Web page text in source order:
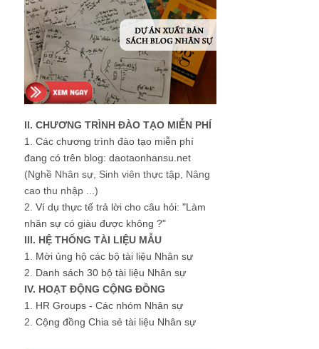
II. CHƯƠNG TRÌNH ĐÀO TẠO MIỄN PHÍ
1. Các chương trình đào tạo miễn phí
đang có trên blog: daotaonhansu.net
(Nghề Nhân sự, Sinh viên thực tập, Nâng
cao thu nhập ...)
2. Ví dụ thực tế trả lời cho câu hỏi: "Làm
nhân sự có giàu được không ?"
III. HỆ THỐNG TÀI LIỆU MẪU
1. Mời ủng hộ các bộ tài liệu Nhân sự
2. Danh sách 30 bộ tài liệu Nhân sự
IV. HOẠT ĐỘNG CỘNG ĐỒNG
1. HR Groups - Các nhóm Nhân sự
2. Cộng đồng Chia sẻ tài liệu Nhân sự